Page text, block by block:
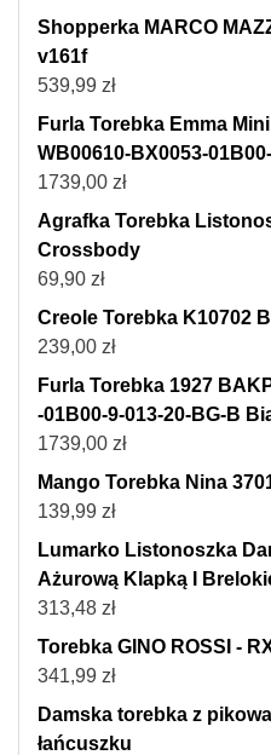
Shopperka MARCO
v161f
539,99 zł
Furla Torebka Emma
WB00610-BX0053-
1739,00 zł
Agrafka Torebka
Crossbody
69,90 zł
Creole Torebka K10702
239,00 zł
Furla Torebka 1927
-01B00-9-013-20-BG-B
1739,00 zł
Mango Torebka Nina
139,99 zł
Lumarko Listonoszka
Ażurową Klapką I
313,48 zł
Torebka GINO ROSSI -
341,99 zł
Damska torebka z
łańcuszku